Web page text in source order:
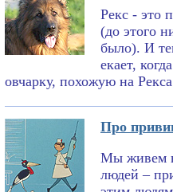
Рекс - это
(до этого
было). И
екает,
овчарку, похожую на
Про
Мы живем
людей –